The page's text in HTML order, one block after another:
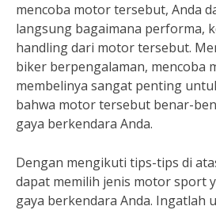
mencoba motor tersebut, Anda
langsung bagaimana performa,
handling dari motor tersebut.
biker berpengalaman, mencoba
membelinya sangat penting
bahwa motor tersebut benar-
gaya berkendara Anda.
Dengan mengikuti tips-tips di
dapat memilih jenis motor sport
gaya berkendara Anda. Ingatlah